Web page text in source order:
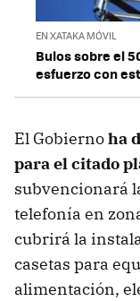
EN XATAKA MÓVIL
Bulos sobre el
esfuerzo con
El Gobiernoha
para el citado
subvencionará
telefonía en
cubrirá la
casetas para
alimentación,